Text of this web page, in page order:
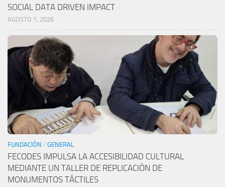
SOCIAL DATA DRIVEN IMPACT
AGOSTO 1, 2026
FUNDACIÓN / GENERAL
FECODES IMPULSA LA ACCESIBILIDAD CULTURAL
MEDIANTE UN TALLER DE REPLICACIÓN DE
MONUMENTOS TÁCTILES